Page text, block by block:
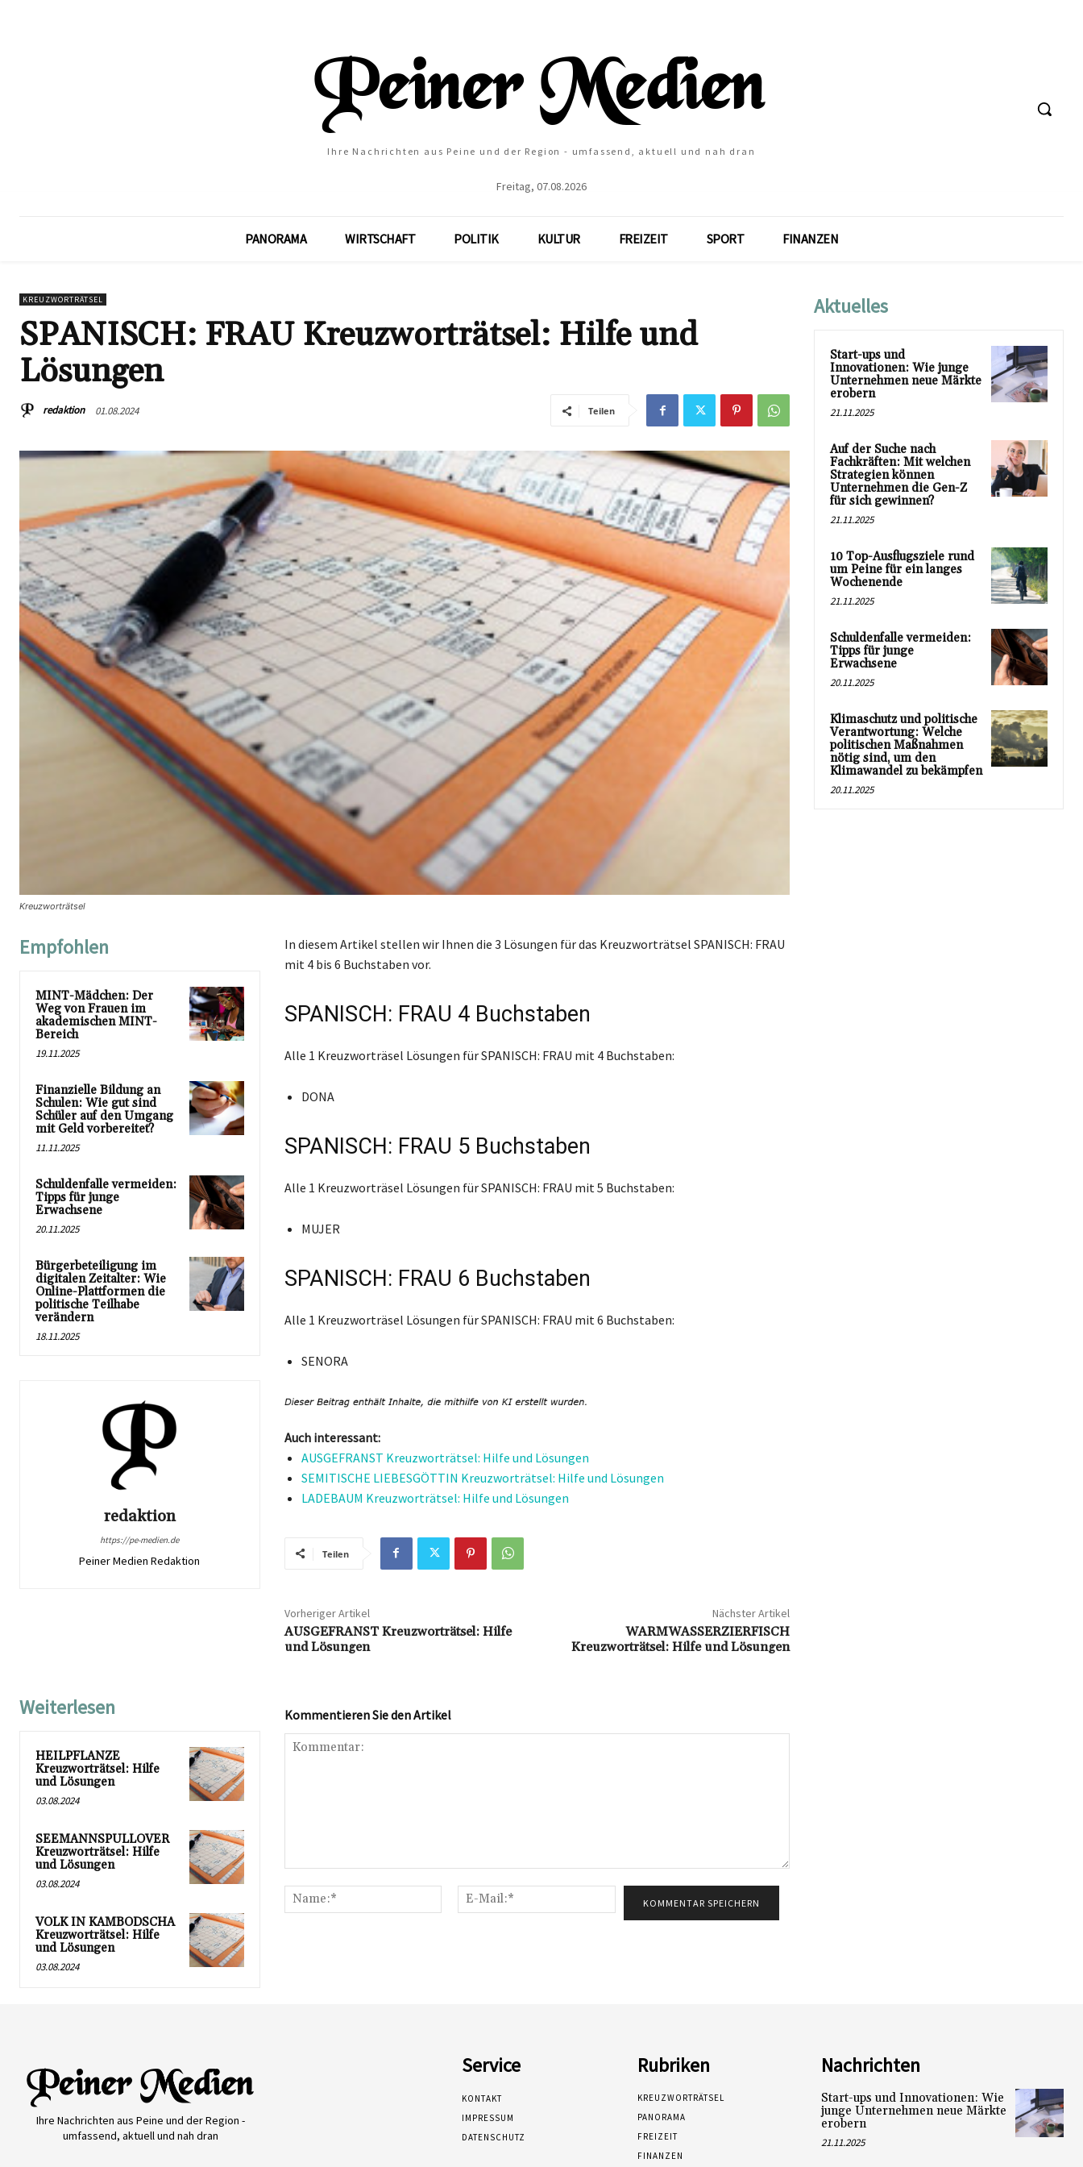
Ihre Nachrichten aus Peine und der Region - umfassend, aktuell und nah dran
Freitag, 07.08.2026
PANORAMA WIRTSCHAFT POLITIK KULTUR FREIZEIT SPORT FINANZEN
KREUZWORTRÄTSEL
SPANISCH: FRAU Kreuzworträtsel: Hilfe und
Lösungen
redaktion 01.08.2024 Teilen
Kreuzworträtsel
Empfohlen
MINT-Mädchen: Der
Weg von Frauen im
akademischen MINT-
Bereich
19.11.2025
Finanzielle Bildung an
Schulen: Wie gut sind
Schüler auf den Umgang
mit Geld vorbereitet?
11.11.2025
Schuldenfalle vermeiden:
Tipps für junge
Erwachsene
20.11.2025
Bürgerbeteiligung im
digitalen Zeitalter: Wie
Online-Plattformen die
politische Teilhabe
verändern
18.11.2025
redaktion
https://pe-medien.de
Peiner Medien Redaktion
In diesem Artikel stellen wir Ihnen die 3 Lösungen für das Kreuzworträtsel SPANISCH: FRAU
mit 4 bis 6 Buchstaben vor.
SPANISCH: FRAU 4 Buchstaben
Alle 1 Kreuzworträsel Lösungen für SPANISCH: FRAU mit 4 Buchstaben:
DONA
SPANISCH: FRAU 5 Buchstaben
Alle 1 Kreuzworträsel Lösungen für SPANISCH: FRAU mit 5 Buchstaben:
MUJER
SPANISCH: FRAU 6 Buchstaben
Alle 1 Kreuzworträsel Lösungen für SPANISCH: FRAU mit 6 Buchstaben:
SENORA
Auch interessant:
AUSGEFRANST Kreuzworträtsel: Hilfe und Lösungen
SEMITISCHE LIEBESGÖTTIN Kreuzworträtsel: Hilfe und Lösungen
LADEBAUM Kreuzworträtsel: Hilfe und Lösungen
Teilen
Vorheriger Artikel
AUSGEFRANST Kreuzworträtsel: Hilfe
und Lösungen
Nächster Artikel
WARMWASSERZIERFISCH
Kreuzworträtsel: Hilfe und Lösungen
Weiterlesen
HEILPFLANZE
Kreuzworträtsel: Hilfe
und Lösungen
03.08.2024
SEEMANNSPULLOVER
Kreuzworträtsel: Hilfe
und Lösungen
03.08.2024
VOLK IN KAMBODSCHA
Kreuzworträtsel: Hilfe
und Lösungen
03.08.2024
Kommentieren Sie den Artikel
Name:*
Mail:*
Aktuelles
Start-ups und
Innovationen: Wie junge
Unternehmen neue Märkte
erobern
21.11.2025
Auf der Suche nach
Fachkräften: Mit welchen
Strategien können
Unternehmen die Gen-Z
für sich gewinnen?
21.11.2025
10 Top-Ausflugsziele rund
um Peine für ein langes
Wochenende
21.11.2025
Schuldenfalle vermeiden:
Tipps für junge
Erwachsene
20.11.2025
Klimaschutz und politische
Verantwortung: Welche
politischen Maßnahmen
nötig sind, um den
Klimawandel zu bekämpfen
20.11.2025
Ihre Nachrichten aus Peine und der Region -
umfassend, aktuell und nah dran
Service
KONTAKT
IMPRESSUM
DATENSCHUTZ
Rubriken
KREUZWORTRÄTSEL
PANORAMA
FREIZEIT
FINANZEN
Nachrichten
Start-ups und Innovationen: Wie
junge Unternehmen neue Märkte
erobern
21.11.2025